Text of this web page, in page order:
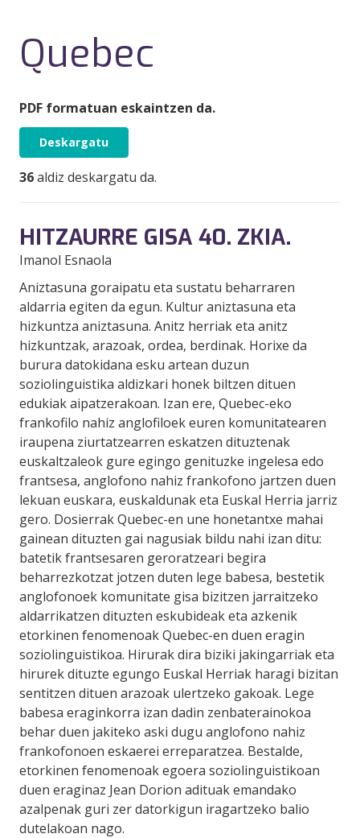
Quebec
PDF formatuan eskaintzen da.
Deskargatu
36aldiz deskargatu da.
HITZAURRE GISA 40. ZKIA.
Imanol Esnaola
Aniztasuna goraipatu eta sustatu beharraren
aldarria egiten da egun. Kultur aniztasuna eta
hizkuntza aniztasuna. Anitz herriak eta anitz
hizkuntzak, arazoak, ordea, berdinak. Horixe da
burura datokidana esku artean duzun
soziolinguistika aldizkari honek biltzen dituen
edukiak aipatzerakoan. Izan ere, Quebec-eko
frankofilo nahiz anglofiloek euren komunitatearen
iraupena ziurtatzearren eskatzen dituztenak
euskaltzaleok gure egingo genituzke ingelesa edo
frantsesa, anglofono nahiz frankofono jartzen duen
lekuan euskara, euskaldunak eta Euskal Herria jarriz
gero. Dosierrak Quebec-en une honetantxe mahai
gainean dituzten gai nagusiak bildu nahi izan ditu:
batetik frantsesaren geroratzeari begira
beharrezkotzat jotzen duten lege babesa, bestetik
anglofonoek komunitate gisa bizitzen jarraitzeko
aldarrikatzen dituzten eskubideak eta azkenik
etorkinen fenomenoak Quebec-en duen eragin
soziolinguistikoa. Hirurak dira biziki jakingarriak eta
hirurek dituzte egungo Euskal Herriak haragi bizitan
sentitzen dituen arazoak ulertzeko gakoak. Lege
babesa eraginkorra izan dadin zenbaterainokoa
behar duen jakiteko aski dugu anglofono nahiz
frankofonoen eskaerei erreparatzea. Bestalde,
etorkinen fenomenoak egoera soziolinguistikoan
duen eraginaz Jean Dorion adituak emandako
azalpenak guri zer datorkigun iragartzeko balio
dutelakoan nago.